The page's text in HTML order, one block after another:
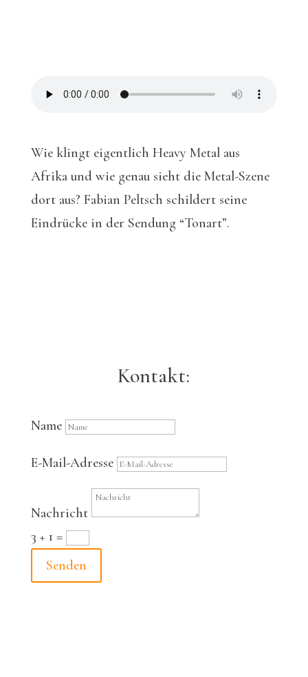
Wie klingt eigentlich Heavy Metal aus
Afrika und wie genau sieht die Metal-Szene
dort aus? Fabian Peltsch schildert seine
Eindrücke in der Sendung “Tonart”.
Kontakt:
Name
E-Mail-Adresse
Nachricht
3 + 1 =
Senden